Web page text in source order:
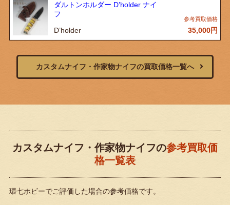
ダルトンホルダー D’holder ナイ
フ
D’holder 35,000円
カスタムナイフ・作家物ナイフの買取価格一覧へ
カスタムナイフ・作家物ナイフの参考買取価
格一覧表
環七ホビーでご評価した場合の参考価格です。